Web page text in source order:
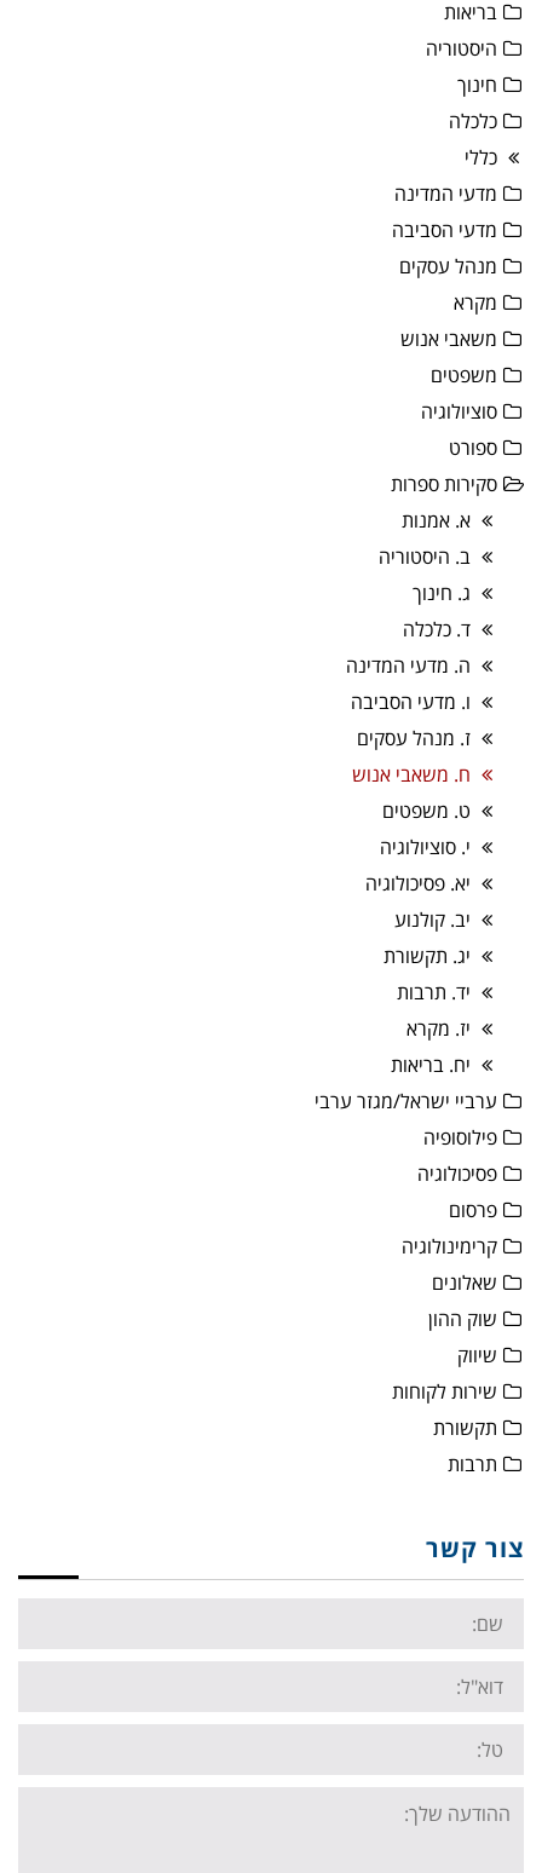
בריאות
היסטוריה
חינוך
כלכלה
כללי
מדעי המדינה
מדעי הסביבה
מנהל עסקים
מקרא
משאבי אנוש
משפטים
סוציולוגיה
ספורט
סקירות ספרות
א. אמנות
ב. היסטוריה
ג. חינוך
ד. כלכלה
ה. מדעי המדינה
ו. מדעי הסביבה
ז. מנהל עסקים
ח. משאבי אנוש
ט. משפטים
י. סוציולוגיה
יא. פסיכולוגיה
יב. קולנוע
יג. תקשורת
יד. תרבות
יז. מקרא
יח. בריאות
ערביי ישראל/מגזר ערבי
פילוסופיה
פסיכולוגיה
פרסום
קרימינולוגיה
שאלונים
שוק ההון
שיווק
שירות לקוחות
תקשורת
תרבות
צור קשר
Name:
Email:
Tel:
Your
message: